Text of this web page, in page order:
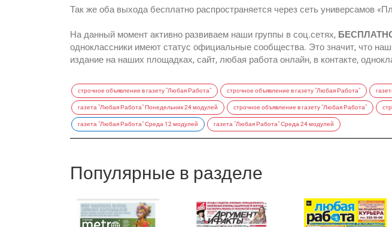
Так же оба выхода бесплатно распространяется через сеть универсамов
На данный момент активно развиваем наши группы в соц.сетях,
одноклассники имеют статус официальные сообщества. Это значит, что
издание на наших площадках, сайт, любая работа онлайн, в контакте,
строчное объявление в газету "Любая Работа" строчное объявление в газету "Любая Работа"
газета "Любая Работа" Понедельник 24 модулей строчное объявление в газету "Любая Работа"
газета "Любая Работа" Среда 12 модулей газета "Любая Работа" Среда 24 модулей
Популярные в разделе